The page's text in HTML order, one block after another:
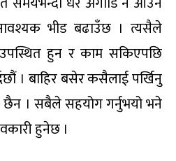
भीड बढाउँछ । त्यसैले
हुन र काम सकिएपछि
। बाहिर बसेर कसैलाई पर्खिनु
। सबैले सहयोग गर्नुभयो भने
हुनेछ ।